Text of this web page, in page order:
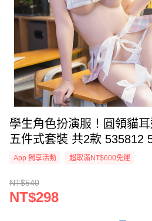
學生角色扮演服！圓領貓
五件式套裝 共2款 535812
App 獨享活動 超取滿NT$600免運
NT$540
NT$298